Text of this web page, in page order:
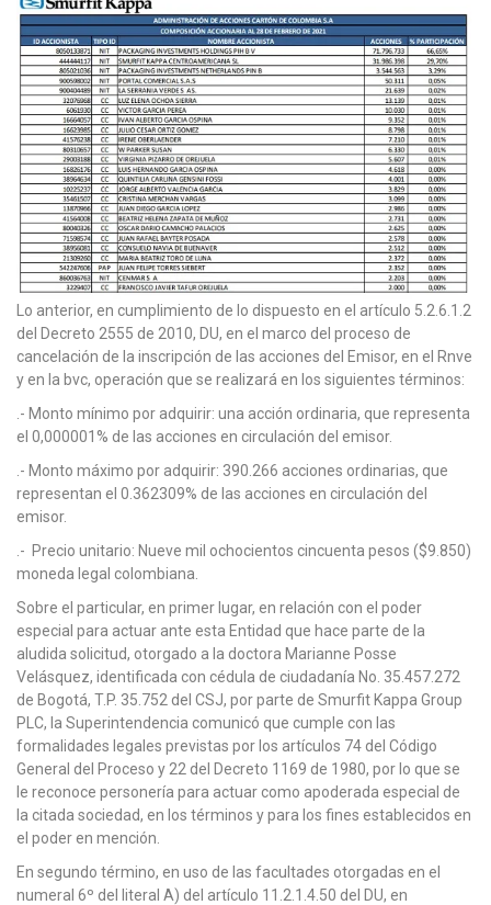
Lo anterior, en cumplimiento de lo dispuesto en el artículo 5.2.6.1.2
del Decreto 2555 de 2010, DU, en el marco del proceso de
cancelación de la inscripción de las acciones del Emisor, en el Rnve
y en la bvc, operación que se realizará en los siguientes términos:
.- Monto mínimo por adquirir: una acción ordinaria, que representa
el 0,000001% de las acciones en circulación del emisor.
.- Monto máximo por adquirir: 390.266 acciones ordinarias, que
representan el 0.362309% de las acciones en circulación del
emisor.
.- Precio unitario: Nueve mil ochocientos cincuenta pesos ($9.850)
moneda legal colombiana.
Sobre el particular, en primer lugar, en relación con el poder
especial para actuar ante esta Entidad que hace parte de la
aludida solicitud, otorgado a la doctora Marianne Posse
Velásquez, identificada con cédula de ciudadanía No. 35.457.272
de Bogotá, T.P. 35.752 del CSJ, por parte de Smurfit Kappa Group
PLC, la Superintendencia comunicó que cumple con las
formalidades legales previstas por los artículos 74 del Código
General del Proceso y 22 del Decreto 1169 de 1980, por lo que se
le reconoce personería para actuar como apoderada especial de
la citada sociedad, en los términos y para los fines establecidos en
el poder en mención.
En segundo término, en uso de las facultades otorgadas en el
numeral 6º del literal A) del artículo 11.2.1.4.50 del DU, en